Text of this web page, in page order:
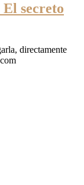
secreto
directamente